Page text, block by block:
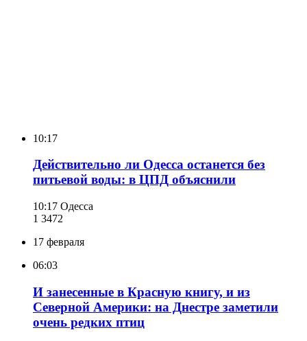
10:17
Действительно ли Одесса останется без
питьевой воды: в ЦПД объяснили
10:17 Одесса
1 3472
17 февраля
06:03
И занесенные в Красную книгу, и из
Северной Америки: на Днестре заметили
очень редких птиц